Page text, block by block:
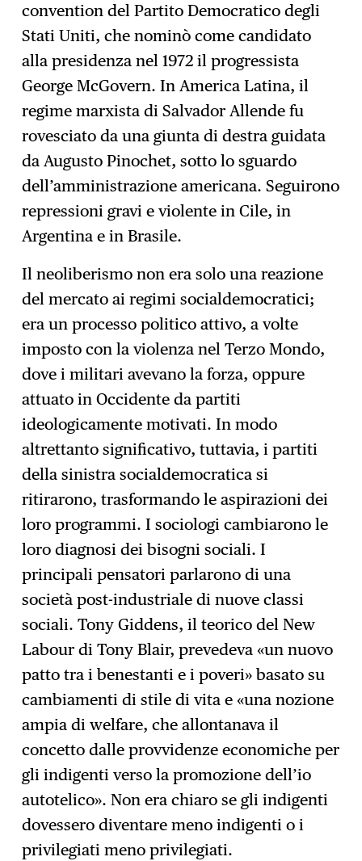
convention del Partito Democratico degli
Stati Uniti, che nominò come candidato
alla presidenza nel 1972 il progressista
George McGovern. In America Latina, il
regime marxista di Salvador Allende fu
rovesciato da una giunta di destra guidata
da Augusto Pinochet, sotto lo sguardo
dell’amministrazione americana. Seguirono
repressioni gravi e violente in Cile, in
Argentina e in Brasile.
Il neoliberismo non era solo una reazione
del mercato ai regimi socialdemocratici;
era un processo politico attivo, a volte
imposto con la violenza nel Terzo Mondo,
dove i militari avevano la forza, oppure
attuato in Occidente da partiti
ideologicamente motivati. In modo
altrettanto significativo, tuttavia, i partiti
della sinistra socialdemocratica si
ritirarono, trasformando le aspirazioni dei
loro programmi. I sociologi cambiarono le
loro diagnosi dei bisogni sociali. I
principali pensatori parlarono di una
società post-industriale di nuove classi
sociali. Tony Giddens, il teorico del New
Labour di Tony Blair, prevedeva «un nuovo
patto tra i benestanti e i poveri» basato su
cambiamenti di stile di vita e «una nozione
ampia di welfare, che allontanava il
concetto dalle provvidenze economiche per
gli indigenti verso la promozione dell’io
autotelico». Non era chiaro se gli indigenti
dovessero diventare meno indigenti o i
privilegiati meno privilegiati.